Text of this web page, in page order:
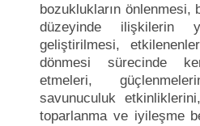
bozuklukların önlenmesi,
düzeyinde ilişkilerin
geliştirilmesi,
dönmesi sürecinde
etmeleri,
savunuculuk
toparlanma ve iyileşme